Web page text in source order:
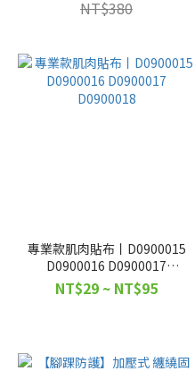
NT$380
專業款肌肉貼布丨D0900015
D0900016 D0900017
D0900018
NT$29 ~ NT$95